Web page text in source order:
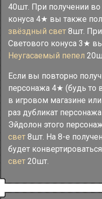
40шт. При получении
конуса 4★ вы также
звёздный свет 8шт.
Светового конуса 3★
Неугасаемый пепел
Если вы повторно
персонажа 4★ (будь
в игровом магазине
раз дубликат
Эйдолон этого
свет 8шт. На 8-е
будет
свет 20шт.